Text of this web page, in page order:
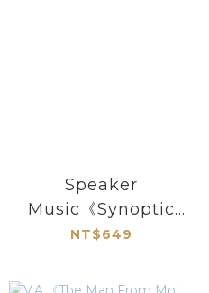
Speaker
Music《Synoptic
Audio》（CD）
NT$649